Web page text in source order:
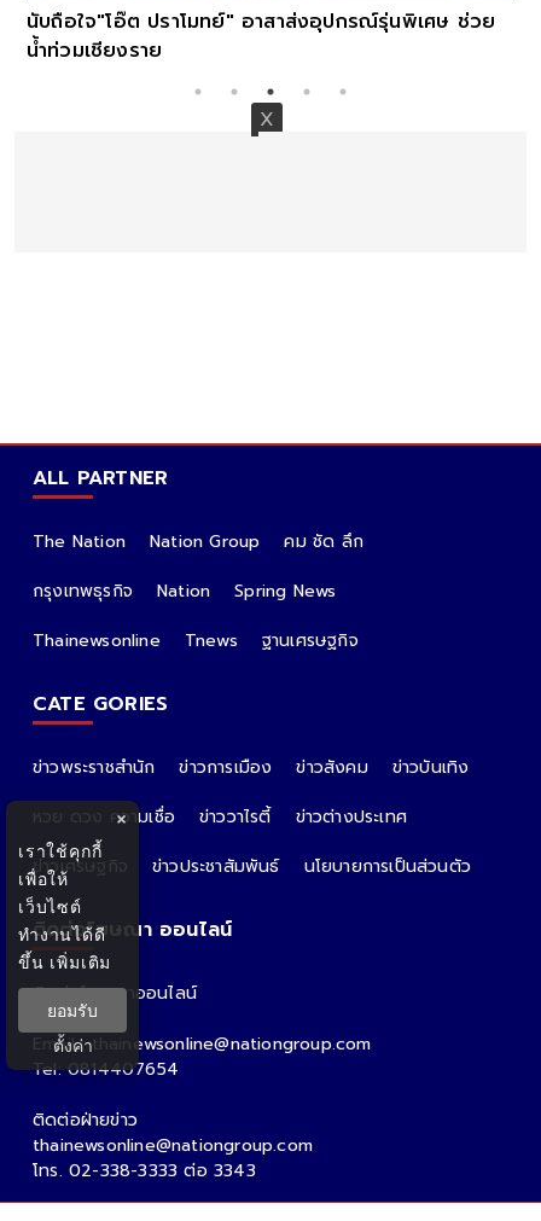
นับถือใจ"โอ๊ต ปราโมทย์" อาสาส่งอุปกรณ์รุ่นพิเศษ ช่วย
น้ำท่วมเชียงราย
ALL PARTNER
The Nation Nation Group
คม ชัด ลึก
กรุงเทพธุรกิจ
Nation
Spring News
Thainewsonline
Tnews ฐานเศรษฐกิจ
CATE GORIES
ข่าวพระราชสำนัก ข่าวการเมือง ข่าวสังคม
ข่าวบันเทิง
หวย ดวง ความเชื่อ
ข่าววาไรตี้
ข่าวต่างประเทศ
ข่าวเศรษฐกิจ
ข่าวประชาสัมพันธ์ นโยบายการเป็นส่วนตัว
ติดต่อโฆษณา ออนไลน์
ติดต่อโฆษณาออนไลน์
คุณอ้อ
Email : thainewsonline@nationgroup.com
Tel: 0814407654
ติดต่อฝ่ายข่าว
thainewsonline@nationgroup.com
โทร. 02-338-3333 ต่อ 3343
×
เราใช้คุกกี้
เพื่อให้
เว็บไซต์
ทำงานได้ดี
ขึ้น เพิ่มเติม
ยอมรับ
ตั้งค่า